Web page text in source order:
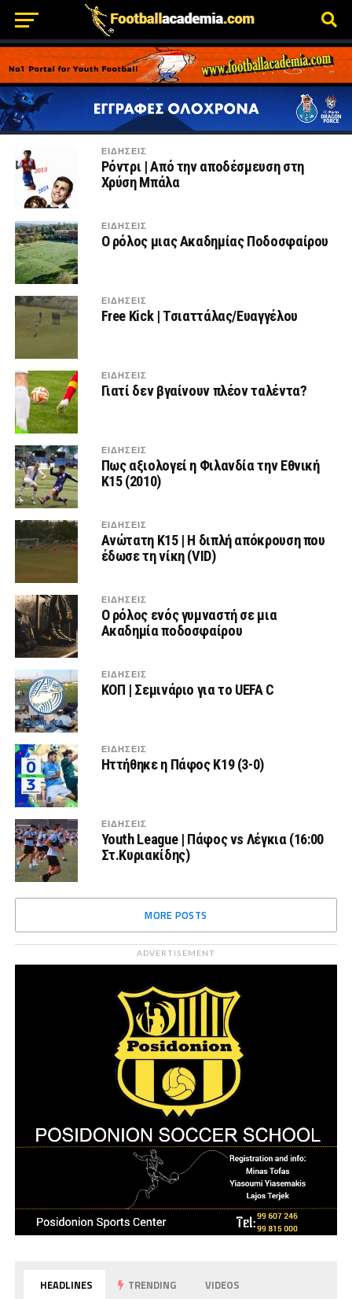
ΕΙΔΗΣΕΙΣ
Ρόντρι | Από την αποδέσμευση στη
Χρύση Μπάλα
ΕΙΔΗΣΕΙΣ
Ο ρόλος μιας Ακαδημίας Ποδοσφαίρου
ΕΙΔΗΣΕΙΣ
Free Kick | Τσιαττάλας/Ευαγγέλου
ΕΙΔΗΣΕΙΣ
Γιατί δεν βγαίνουν πλέον ταλέντα?
ΕΙΔΗΣΕΙΣ
Πως αξιολογεί η Φιλανδία την Εθνική
Κ15 (2010)
ΕΙΔΗΣΕΙΣ
Ανώτατη Κ15 | Η διπλή απόκρουση που
έδωσε τη νίκη (VID)
ΕΙΔΗΣΕΙΣ
Ο ρόλος ενός γυμναστή σε μια
Ακαδημία ποδοσφαίρου
ΕΙΔΗΣΕΙΣ
ΚΟΠ | Σεμινάριο για το UEFA C
ΕΙΔΗΣΕΙΣ
Ηττήθηκε η Πάφος Κ19 (3-0)
ΕΙΔΗΣΕΙΣ
Youth League | Πάφος vs Λέγκια (16:00
Στ.Κυριακίδης)
MORE POSTS
ADVERTISEMENT
HEADLINES TRENDING VIDEOS